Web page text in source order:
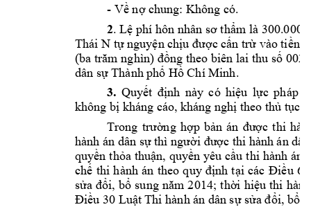
- Về nợ chung: Không có.
2. Lệ phí hôn nhân sơ thẩm là 300.000
Thái N tự nguyện chịu được cấn trừ vào tiền
(ba trăm nghìn) đồng theo biên lai thu số
dân sự Thành phố Hồ Chí Minh.
3. Quyết định này có hiệu lực pháp
không bị kháng cáo, kháng nghị theo thủ tục
Trong trường hợp bản án được thi
hành án dân sự thì người được thi hành án
quyền thỏa thuận, quyền yêu cầu thi hành án,
chế thi hành án theo quy định tại các Điều 6,
sửa đổi, bổ sung năm 2014; thời hiệu thi
Điều 30 Luật Thi hành án dân sự sửa đổi, bổ